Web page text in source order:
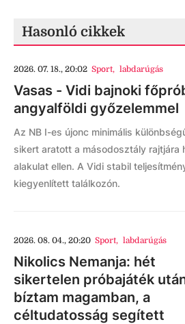
Hasonló cikkek
2026. 07. 18., 20:02 Sport, labdarúgás
Vasas - Vidi bajnoki
angyalföldi győzelemmel
Az NB I-es újonc minimális
sikert aratott a másodosztály rajtjára
alakulat ellen. A Vidi stabil
kiegyenlített találkozón.
2026. 08. 04., 20:20 Sport, labdarúgás
Nikolics Nemanja: hét
sikertelen próbajáték
bíztam magamban, a
céltudatosság segített